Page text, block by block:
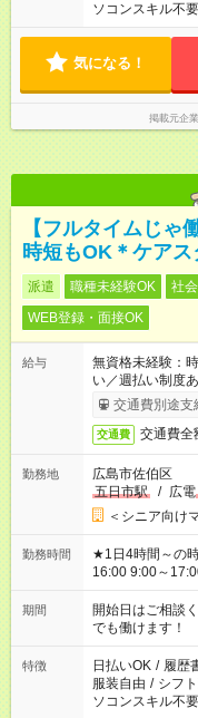
ソコンスキル不要
気になる！
掲載元企
【フルタイムじゃ
時短もOK＊ケアス
派遣 職種未経験OK 社
WEB登録・面接OK
給与
無資格未経験：
い／週払い制度
完了次第のお支
交通費別途支
交通費 交通費
勤務地
広島市佐伯区
五日市駅
/ 広電
＜シニア向け
勤務時間
★1日4時間～の時短シフトOK ★ス
16:00 9:00～17:00
場合、他のお仕
ん ※法令に基づ
となります ※労
短時間・短期間
期間
開始日はご相
でも働けます！
特徴 日払いOK / 履歴
服装自由 / シフ
ソコンスキル不要